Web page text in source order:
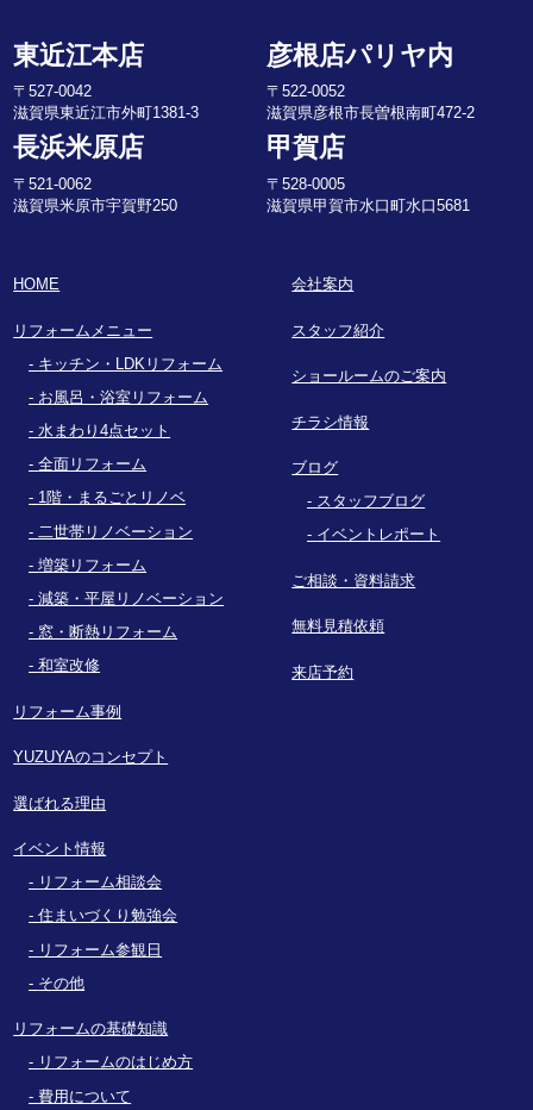
東近江本店
〒527-0042
滋賀県東近江市外町1381-3
彦根店パリヤ内
〒522-0052
滋賀県彦根市長曽根南町472-2
長浜米原店
〒521-0062
滋賀県米原市宇賀野250
甲賀店
〒528-0005
滋賀県甲賀市水口町水口5681
HOME
リフォームメニュー
キッチン・LDKリフォーム
お風呂・浴室リフォーム
水まわり4点セット
全面リフォーム
1階・まるごとリノベ
二世帯リノベーション
増築リフォーム
減築・平屋リノベーション
窓・断熱リフォーム
和室改修
リフォーム事例
YUZUYAのコンセプト
選ばれる理由
イベント情報
リフォーム相談会
住まいづくり勉強会
リフォーム参観日
その他
リフォームの基礎知識
リフォームのはじめ方
費用について
会社案内
スタッフ紹介
ショールームのご案内
チラシ情報
ブログ
スタッフブログ
イベントレポート
ご相談・資料請求
無料見積依頼
来店予約